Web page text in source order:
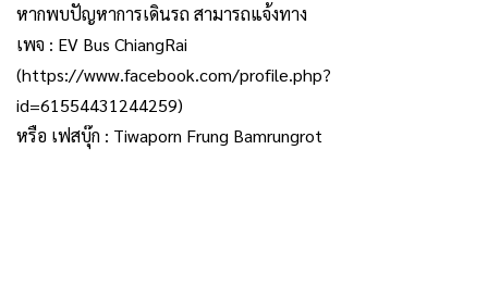
หากพบปัญหาการเดินรถ สามารถแจ้งทาง
เพจ : EV Bus ChiangRai
(https://www.facebook.com/profile.php?
id=61554431244259)
หรือ เฟสบุ๊ก : Tiwaporn Frung Bamrungrot